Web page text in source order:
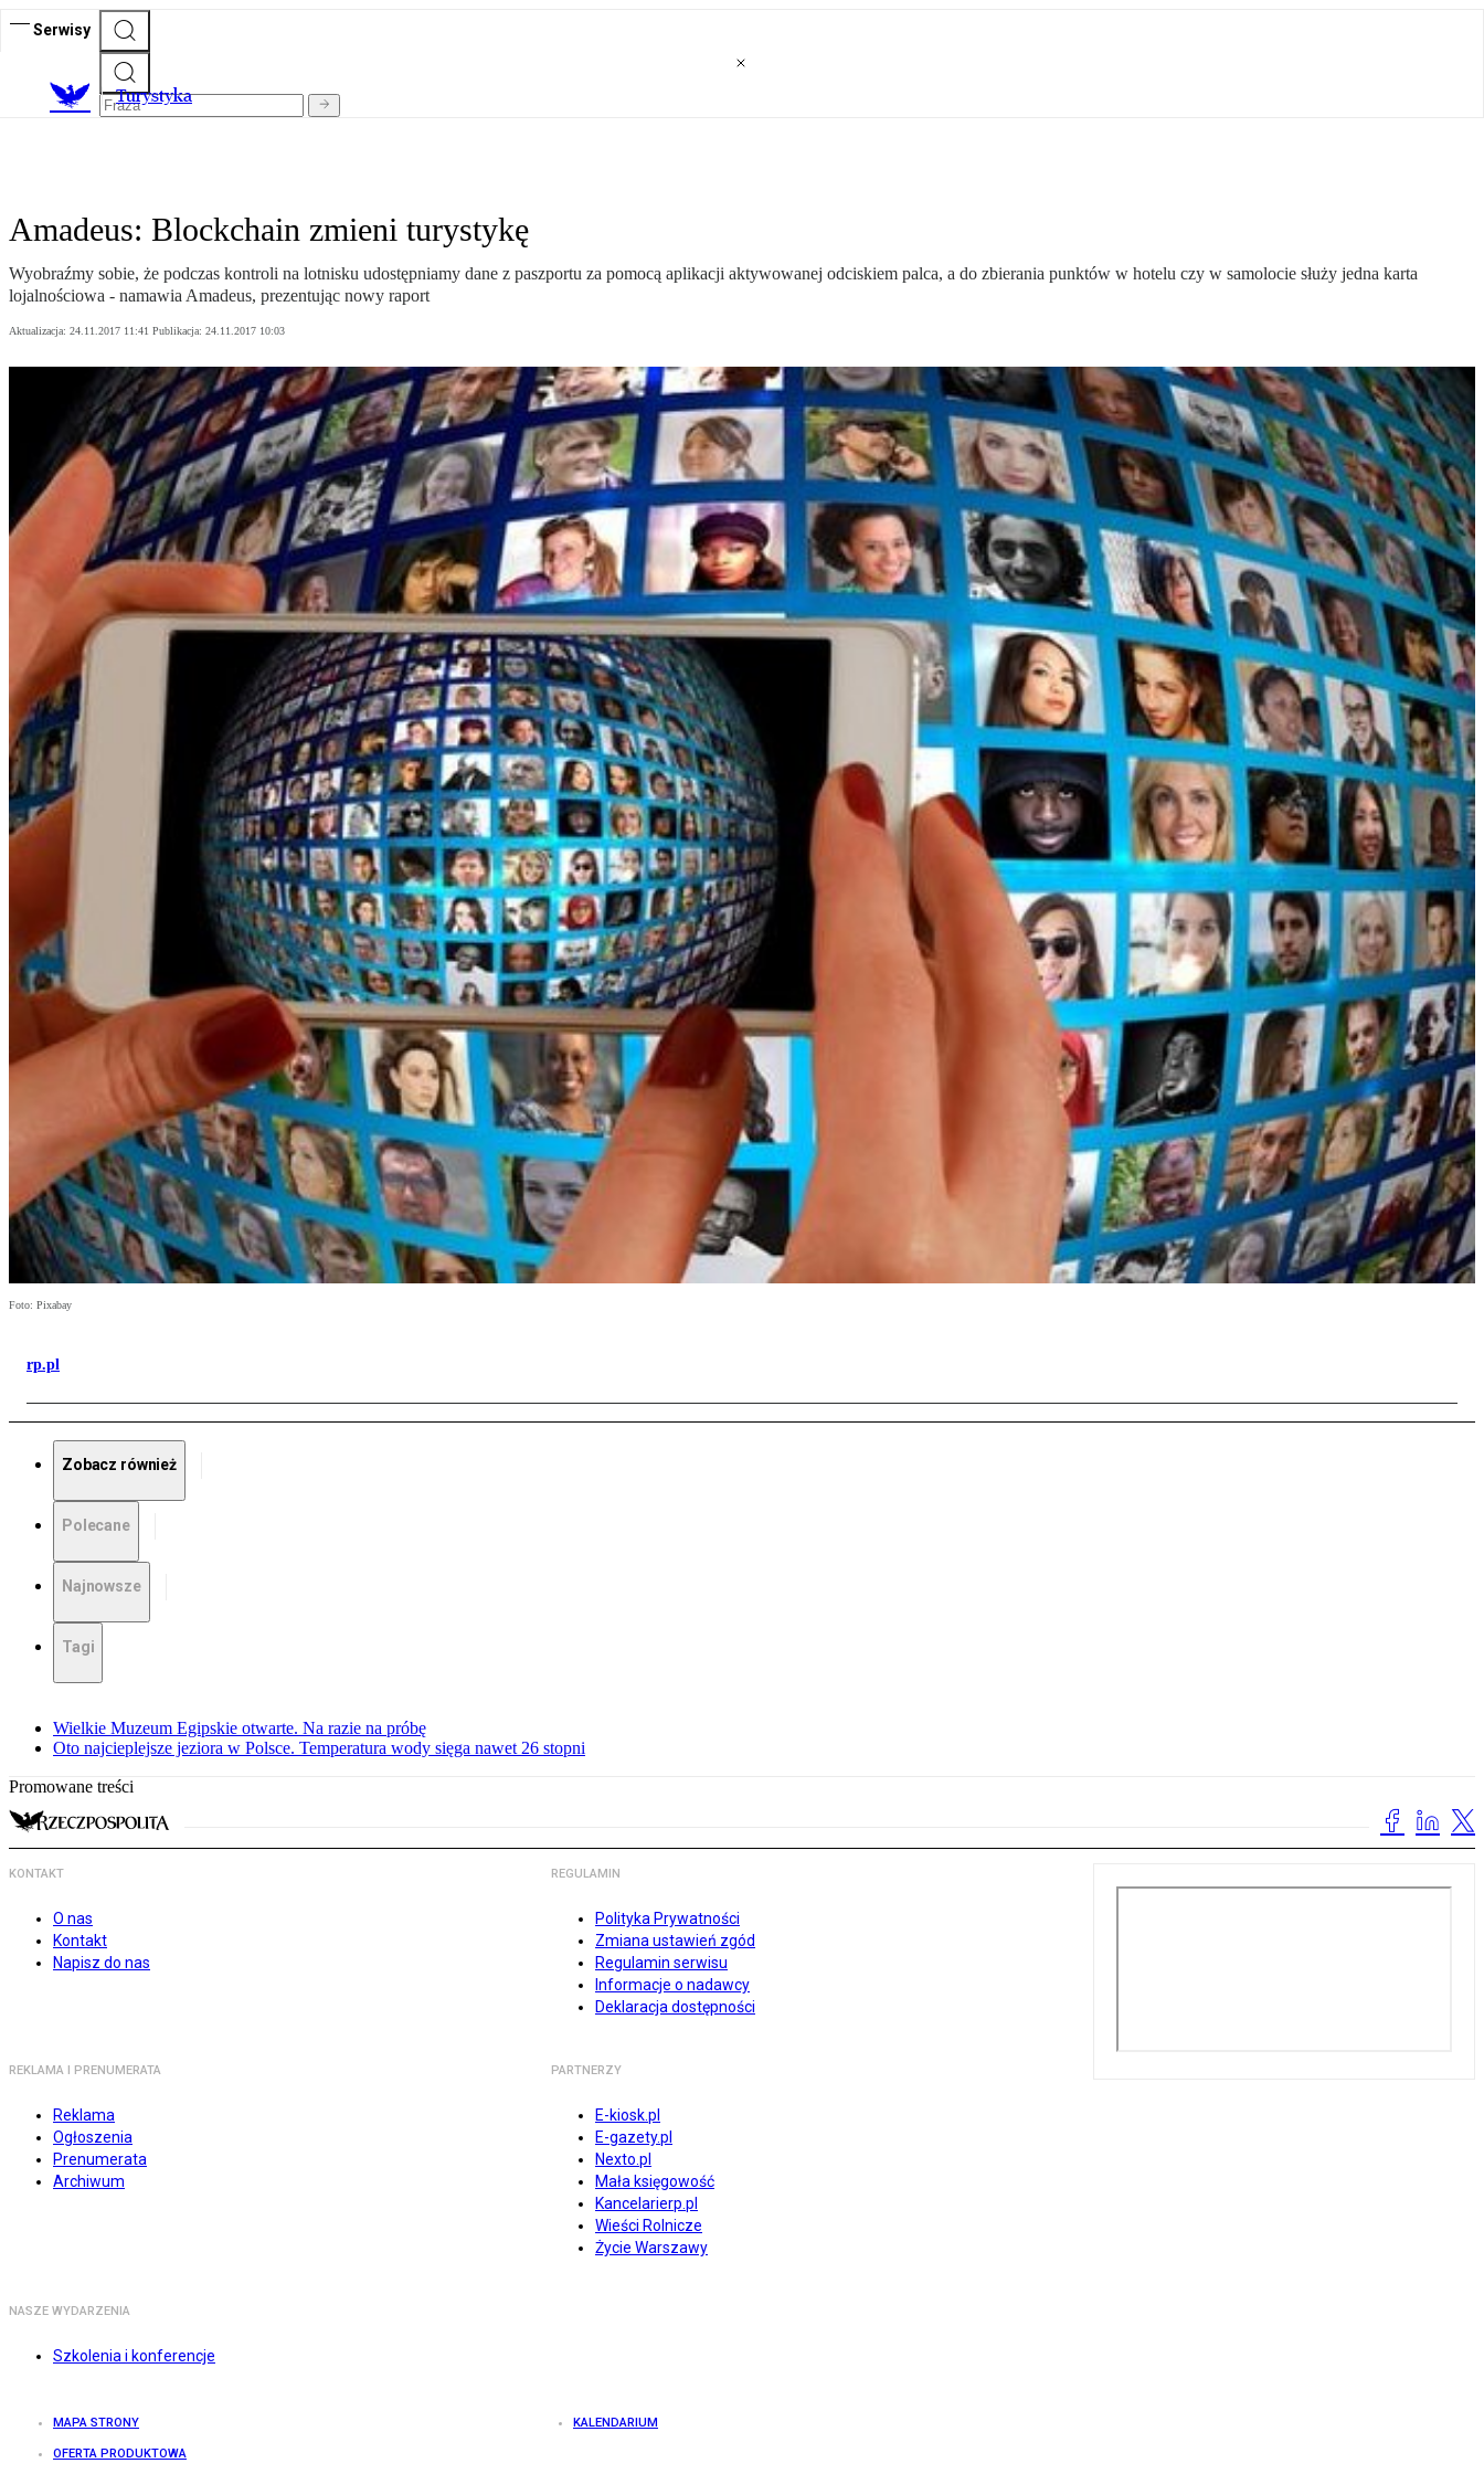
Serwisy
Turystyka
Amadeus: Blockchain zmieni turystykę
Wyobraźmy sobie, że podczas kontroli na lotnisku udostępniamy dane z paszportu za pomocą aplikacji aktywowanej odciskiem palca, a do zbierania punktów w hotelu czy w samolocie służy jedna karta
lojalnościowa - namawia Amadeus, prezentując nowy raport
Aktualizacja: 24.11.2017 11:41 Publikacja: 24.11.2017 10:03
Foto: Pixabay
rp.pl
Zobacz również
Polecane
Najnowsze
Tagi
Wielkie Muzeum Egipskie otwarte. Na razie na próbę
Oto najcieplejsze jeziora w Polsce. Temperatura wody sięga nawet 26 stopni
Promowane treści
KONTAKT
O nas
Kontakt
Napisz do nas
REGULAMIN
Polityka Prywatności
Zmiana ustawień zgód
Regulamin serwisu
Informacje o nadawcy
Deklaracja dostępności
REKLAMA I PRENUMERATA
Reklama
Ogłoszenia
Prenumerata
Archiwum
PARTNERZY
E-kiosk.pl
E-gazety.pl
Nexto.pl
Mała księgowość
Kancelarierp.pl
Wieści Rolnicze
Życie Warszawy
NASZE WYDARZENIA
Szkolenia i konferencje
MAPA STRONY KALENDARIUM
OFERTA PRODUKTOWA